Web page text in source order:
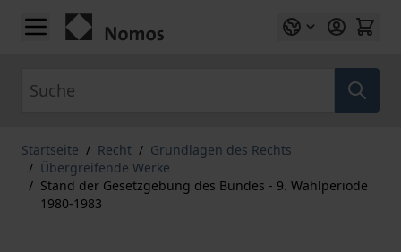
Zum Inhalt springen
Startseite / Recht / Grundlagen des Rechts
/ Übergreifende Werke
/ Stand der Gesetzgebung des Bundes - 9. Wahlperiode
1980-1983